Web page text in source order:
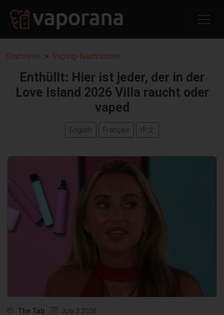
Startseite Vaping-Nachrichten
Enthüllt: Hier ist jeder, der in der
Love Island 2026 Villa raucht oder
vaped
English Français 中文
The Tab July 3 2026